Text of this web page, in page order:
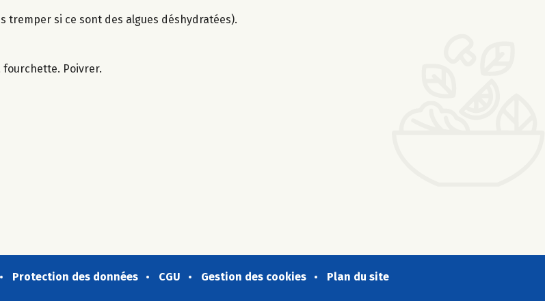
tremper si ce sont des algues déshydratées).
fourchette. Poivrer.
Protection des données CGU Gestion des cookies Plan du site